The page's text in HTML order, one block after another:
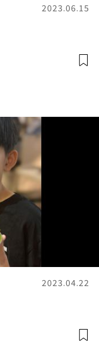
2023.06.15
2023.04.22